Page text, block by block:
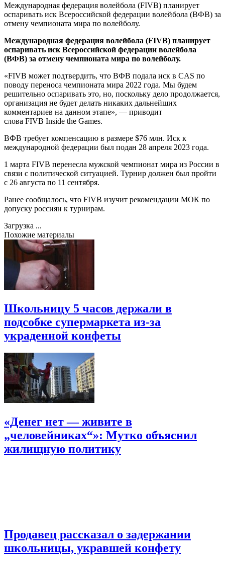
Международная федерация волейбола (FIVB) планирует
оспаривать иск Всероссийской федерации волейбола (ВФВ) за
отмену чемпионата мира по волейболу.
Международная федерация волейбола (FIVB) планирует
оспаривать иск Всероссийской федерации волейбола
(ВФВ) за отмену чемпионата мира по волейболу.
«FIVB может подтвердить, что ВФВ подала иск в CAS по
поводу переноса чемпионата мира 2022 года. Мы будем
решительно оспаривать это, но, поскольку дело продолжается,
организация не будет делать никаких дальнейших
комментариев на данном этапе», — приводит
слова FIVB Inside the Games.
ВФВ требует компенсацию в размере $76 млн. Иск к
международной федерации был подан 28 апреля 2023 года.
1 марта FIVB перенесла мужской чемпионат мира из России в
связи с политической ситуацией. Турнир должен был пройти
с 26 августа по 11 сентября.
Ранее сообщалось, что FIVB изучит рекомендации МОК по
допуску россиян к турнирам.
Загрузка ...
Похожие материалы
Школьницу 5 часов держали в
подсобке супермаркета из-за
украденной конфеты
«Денег нет — живите в
„человейниках“»: Мутко объяснил
жилищную политику
Продавец рассказал о задержании
школьницы, укравшей конфету